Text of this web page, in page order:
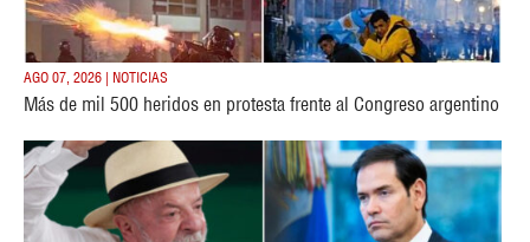
AGO 07, 2026 | NOTICIAS
Más de mil 500 heridos en protesta frente al Congreso argentino